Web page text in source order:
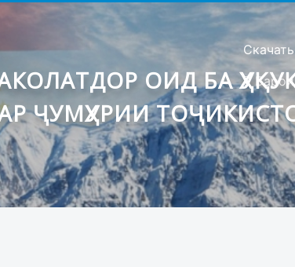
Барои
ОИД БА
ҶУМҲУРИИ